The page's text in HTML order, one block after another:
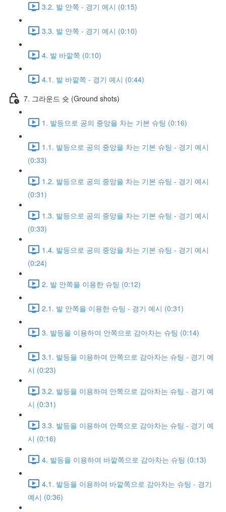
3.2. 발 안쪽 - 경기 예시 (0:15)
3.3. 발 안쪽 - 경기 예시 (0:10)
4. 발 바깥쪽 (0:10)
4.1. 발 바깥쪽 - 경기 예시 (0:44)
7. 그라운드 슛 (Ground shots)
1. 발등으로 공의 중앙을 차는 기본 슈팅 (0:16)
1.1. 발등으로 공의 중앙을 차는 기본 슈팅 - 경기 예시
(0:33)
1.2. 발등으로 공의 중앙을 차는 기본 슈팅 - 경기 예시
(0:31)
1.3. 발등으로 공의 중앙을 차는 기본 슈팅 - 경기 예시
(0:33)
1.4. 발등으로 공의 중앙을 차는 기본 슈팅 - 경기 예시
(0:24)
2. 발 안쪽을 이용한 슈팅 (0:12)
2.1. 발 안쪽을 이용한 슈팅 - 경기 예시 (0:31)
3. 발등을 이용하여 안쪽으로 감아차는 슈팅 (0:14)
3.1. 발등을 이용하여 안쪽으로 감아차는 슈팅 - 경기 예
시 (0:23)
3.2. 발등을 이용하여 안쪽으로 감아차는 슈팅 - 경기 예
시 (0:31)
3.3. 발등을 이용하여 안쪽으로 감아차는 슈팅 - 경기 예
시 (0:16)
4. 발등을 이용하여 바깥쪽으로 감아차는 슈팅 (0:13)
4.1. 발등을 이용하여 바깥쪽으로 감아차는 슈팅 - 경기
예시 (0:36)